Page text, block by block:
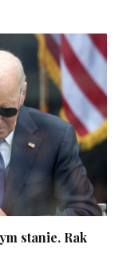
stanie. Rak